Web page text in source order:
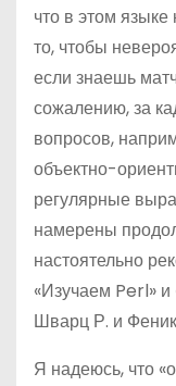
что в этом
то, чтобы
если знаешь
сожалению, за
вопросов,
объектно-
регулярные
намерены
настоятельно
«Изучаем Perl»
Шварц Р. и
Я надеюсь, что